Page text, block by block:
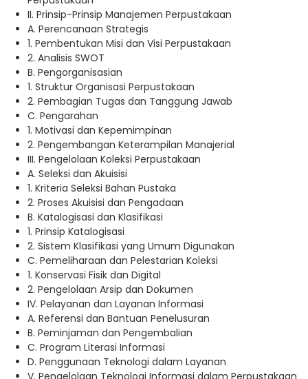
II. Prinsip-Prinsip Manajemen Perpustakaan
A. Perencanaan Strategis
1. Pembentukan Misi dan Visi Perpustakaan
2. Analisis SWOT
B. Pengorganisasian
1. Struktur Organisasi Perpustakaan
2. Pembagian Tugas dan Tanggung Jawab
C. Pengarahan
1. Motivasi dan Kepemimpinan
2. Pengembangan Keterampilan Manajerial
III. Pengelolaan Koleksi Perpustakaan
A. Seleksi dan Akuisisi
1. Kriteria Seleksi Bahan Pustaka
2. Proses Akuisisi dan Pengadaan
B. Katalogisasi dan Klasifikasi
1. Prinsip Katalogisasi
2. Sistem Klasifikasi yang Umum Digunakan
C. Pemeliharaan dan Pelestarian Koleksi
1. Konservasi Fisik dan Digital
2. Pengelolaan Arsip dan Dokumen
IV. Pelayanan dan Layanan Informasi
A. Referensi dan Bantuan Penelusuran
B. Peminjaman dan Pengembalian
C. Program Literasi Informasi
D. Penggunaan Teknologi dalam Layanan
V. Pengelolaan Teknologi Informasi dalam Perpustakaan